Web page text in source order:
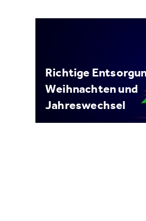
Richtige
Weihnachten und
Jahreswechsel